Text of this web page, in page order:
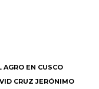
AGRO EN CUSCO
CRUZ JERÓNIMO